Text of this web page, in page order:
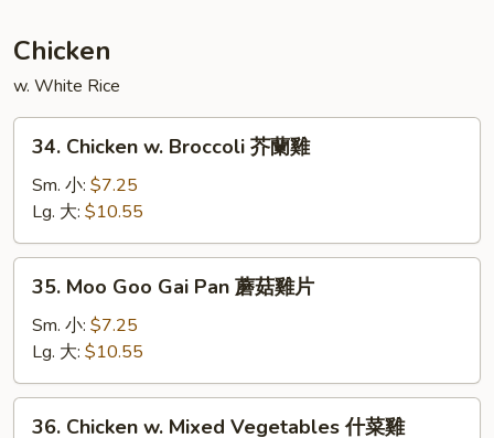
楼
蓉
蛋
Chicken
w. White Rice
34.
Chicken
Broccoli
芥
蘭
34. Chicken w. Broccoli 芥蘭雞
Sm. 小: $7.25
Lg. 大: $10.55
35.
Moo
Goo
Gai
Pan
蘑
35. Moo Goo Gai Pan 蘑菇雞片
Sm. 小: $7.25
Lg. 大: $10.55
36.
36. Chicken w. Mixed Vegetables 什菜雞